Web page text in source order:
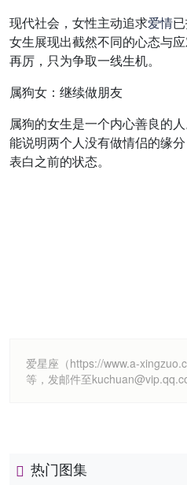
现代社会，女性主动追求爱情
女生展现出截然不同的心态与
再厉，只为争取一线生机。
属狗女：继续做朋友
属狗的女生是一个内心善良的
能说明两个人没有做情侣的缘
表白之前的状态。
爱星座（https://www.a-
等，发邮件至
热门图集